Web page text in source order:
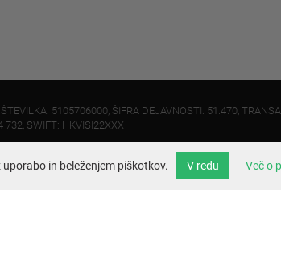
5105706000, ŠIFRA DEJAVNOSTI: 51.470,
732, SWIFT: HKVISI22XXX
(uprava) info@velo.si
in beleženjem piškotkov. V redu Več o